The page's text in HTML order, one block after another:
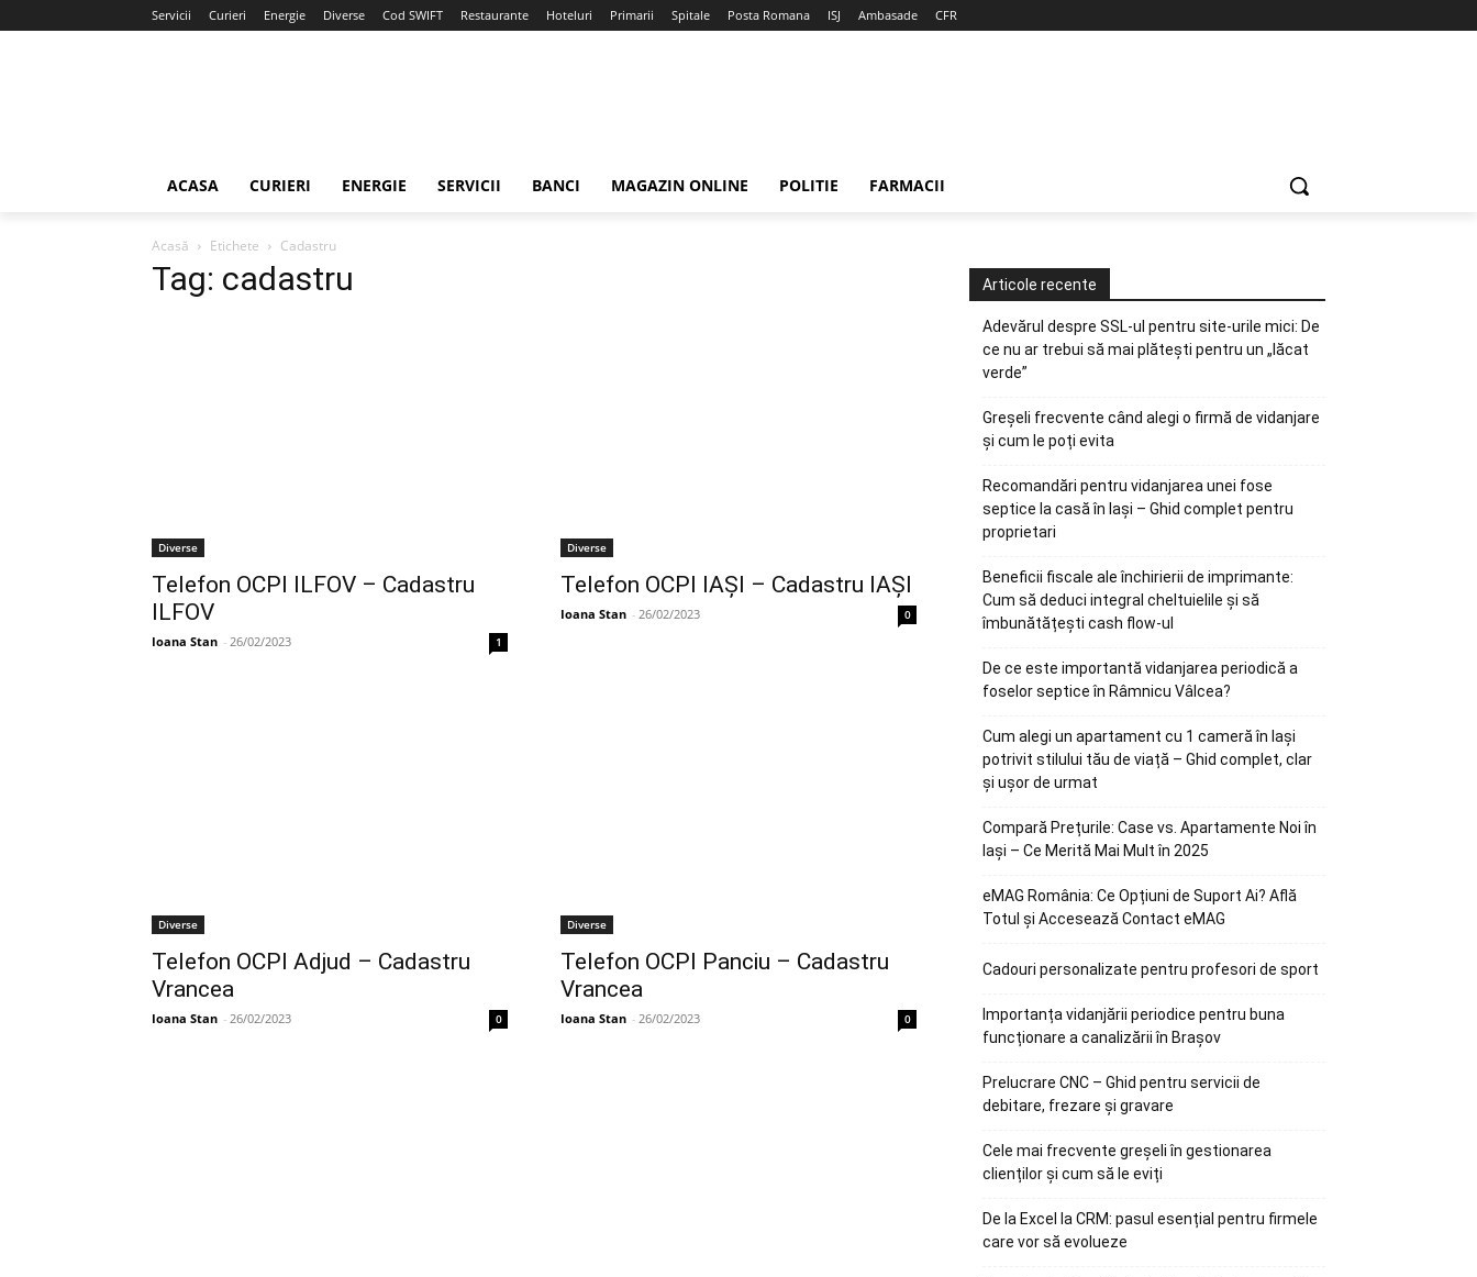
Servicii Curieri Energie Diverse Cod SWIFT Restaurante Hoteluri Primarii Spitale Posta Romana ISJ Ambasade CFR
ACASA CURIERI ENERGIE SERVICII BANCI MAGAZIN ONLINE POLITIE FARMACII
Acasă Etichete Cadastru
Tag: cadastru
Diverse
Telefon OCPI ILFOV – Cadastru
ILFOV
Ioana Stan - 26/02/2023 1
Diverse
Telefon OCPI IAŞI – Cadastru IAŞI
Ioana Stan - 26/02/2023 0
Diverse
Telefon OCPI Adjud – Cadastru
Vrancea
Ioana Stan - 26/02/2023 0
Diverse
Telefon OCPI Panciu – Cadastru
Vrancea
Ioana Stan - 26/02/2023 0
Articole recente
Adevărul despre SSL-ul pentru site-urile mici: De
ce nu ar trebui să mai plătești pentru un „lăcat
verde”
Greșeli frecvente când alegi o firmă de vidanjare
și cum le poți evita
Recomandări pentru vidanjarea unei fose
septice la casă în Iași – Ghid complet pentru
proprietari
Beneficii fiscale ale închirierii de imprimante:
Cum să deduci integral cheltuielile și să
îmbunătățești cash flow-ul
De ce este importantă vidanjarea periodică a
foselor septice în Râmnicu Vâlcea?
Cum alegi un apartament cu 1 cameră în Iași
potrivit stilului tău de viață – Ghid complet, clar
și ușor de urmat
Compară Prețurile: Case vs. Apartamente Noi în
Iași – Ce Merită Mai Mult în 2025
eMAG România: Ce Opțiuni de Suport Ai? Află
Totul și Accesează Contact eMAG
Cadouri personalizate pentru profesori de sport
Importanța vidanjării periodice pentru buna
funcționare a canalizării în Brașov
Prelucrare CNC – Ghid pentru servicii de
debitare, frezare și gravare
Cele mai frecvente greșeli în gestionarea
clienților și cum să le eviți
De la Excel la CRM: pasul esențial pentru firmele
care vor să evolueze